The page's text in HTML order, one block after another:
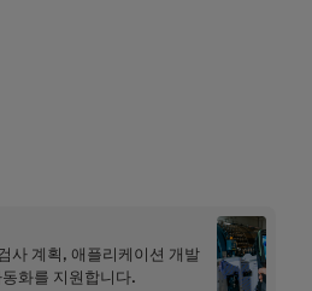
사 계획, 애플리케이션 개발
화를 지원합니다.